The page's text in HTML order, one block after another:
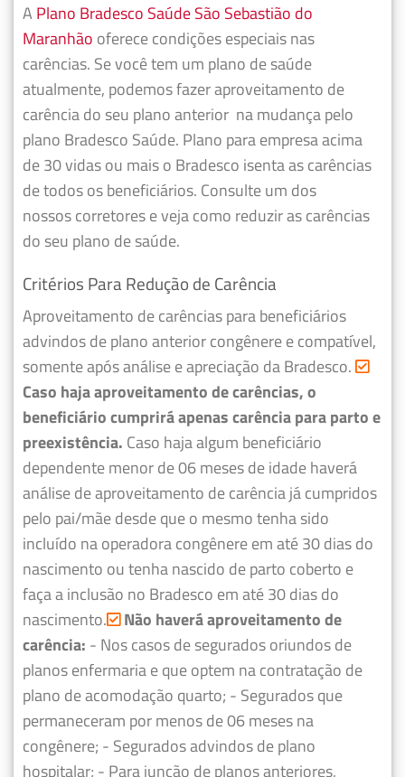
A Plano Bradesco Saúde São Sebastião do
Maranhão oferece condições especiais nas
carências. Se você tem um plano de saúde
atualmente, podemos fazeraproveitamento de
carência do seu plano anterior na mudança pelo
plano Bradesco Saúde. Plano para empresa acima
de 30 vidas ou mais o Bradesco isenta as carências
de todos os beneficiários. Consulte um dos
nossos corretores e veja como reduzir as carências
do seu plano de saúde.
Critérios Para Redução de Carência
Aproveitamento de carências para beneficiários
advindos de plano anterior congênere e compatível,
somente após análise e apreciação da Bradesco.
Caso haja aproveitamento de carências, o
beneficiário cumprirá apenas carência para parto e
preexistência. Caso haja algum beneficiário
dependente menor de 06 meses de idade haverá
análise de aproveitamento de carência já cumpridos
pelo pai/mãe desde que o mesmo tenha sido
incluído na operadora congênere em até 30 dias do
nascimento ou tenha nascido de parto coberto e
faça a inclusão no Bradesco em até 30 dias do
nascimento. Não haverá aproveitamento de
carência: - Nos casos de segurados oriundos de
planos enfermaria e que optem na contratação de
plano de acomodação quarto; - Segurados que
permaneceram por menos de 06 meses na
congênere; - Segurados advindos de plano
hospitalar; - Para junção de planos anteriores,